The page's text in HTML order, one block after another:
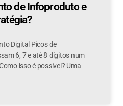
de Infoproduto e
Digital Picos de
6, 7 e até 8 dígitos num
isso é possível? Uma